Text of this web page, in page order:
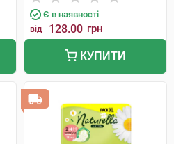
Є в наявності
від 128.00 грн
КУПИТИ